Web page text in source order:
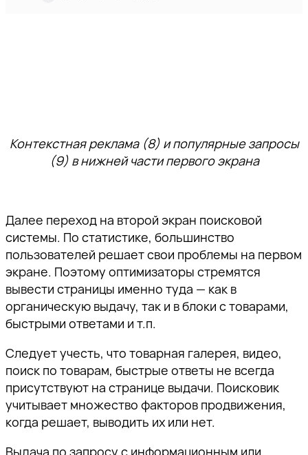
Контекстная реклама (8) и популярные запросы
(9) в нижней части первого экрана
Далее переход на второй экран поисковой
системы. По статистике, большинство
пользователей решает свои проблемы на первом
экране. Поэтому оптимизаторы стремятся
вывести страницы именно туда — как в
органическую выдачу, так и в блоки с товарами,
быстрыми ответами и т.п.
Следует учесть, что товарная галерея, видео,
поиск по товарам, быстрые ответы не всегда
присутствуют на странице выдачи. Поисковик
учитывает множество факторов продвижения,
когда решает, выводить их или нет.